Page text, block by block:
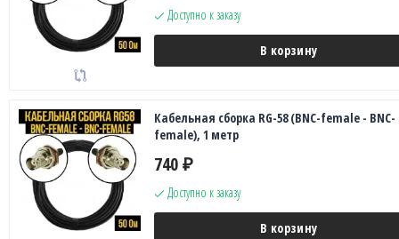
Доступно к заказу
В корзину
Кабельная сборка RG-58 (BNC-female - BNC-
female), 1 метр
740 ₽
Доступно к заказу
В корзину